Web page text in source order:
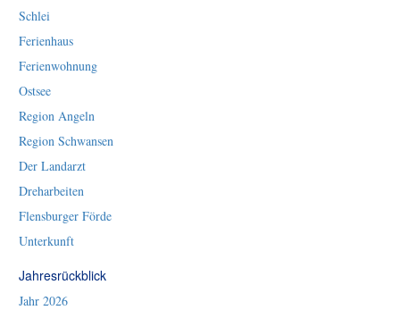
Schlei
Ferienhaus
Ferienwohnung
Ostsee
Region Angeln
Region Schwansen
Der Landarzt
Dreharbeiten
Flensburger Förde
Unterkunft
Jahresrückblick
Jahr 2026